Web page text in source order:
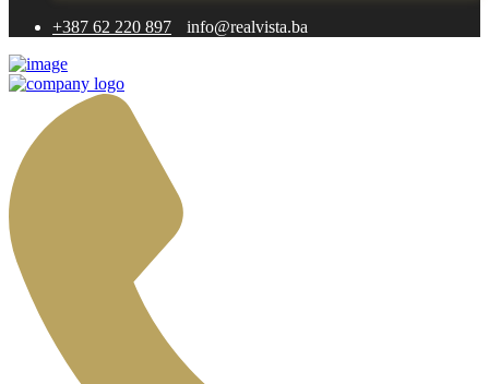
+387 62 220 897
info@realvista.ba